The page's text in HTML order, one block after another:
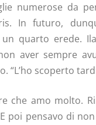
numerose da
In futuro,
quarto erede.
aver sempre
“L’ho scoperto
che amo molto.
poi pensavo di